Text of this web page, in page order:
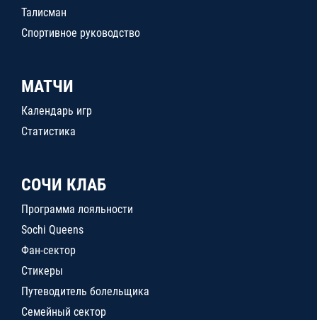
Талисман
Спортивное руководство
МАТЧИ
Календарь игр
Статистика
СОЧИ КЛАБ
Программа лояльности
Sochi Queens
Фан-сектор
Стикеры
Путеводитель болельщика
Семейный сектор